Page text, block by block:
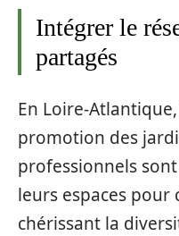
Intégrer le
partagés
En Loire-
promotion des
professionnels
leurs espaces
chérissant la